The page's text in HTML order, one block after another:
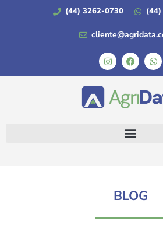
(44) 3262-0730
BLOG